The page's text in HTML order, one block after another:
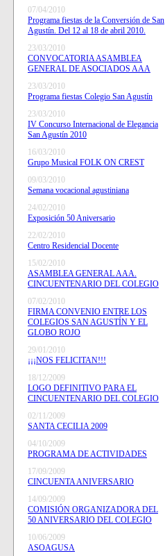
07/04/2010
Programa fiestas de la Conversión de San
Agustín. Del 12 al 18 de abril 2010.
23/03/2010
CONVOCATORIA ASAMBLEA
GENERAL DE ASOCIADOS AAA
23/03/2010
Programa fiestas Colegio San Agustín
23/03/2010
IV Concurso Internacional de Elegancia
San Agustín 2010
16/03/2010
Grupo Musical FOLK ON CREST
09/03/2010
Semana vocacional agustiniana
24/02/2010
Exposición 50 Aniversario
22/02/2010
Centro Residencial Docente
15/02/2010
ASAMBLEA GENERAL AAA.
CINCUENTENARIO DEL COLEGIO
07/02/2010
FIRMA CONVENIO ENTRE LOS
COLEGIOS SAN AGUSTÍN Y EL
GLOBO ROJO
29/01/2010
¡¡¡NOS FELICITAN!!!
18/12/2009
LOGO DEFINITIVO PARA EL
CINCUENTENARIO DEL COLEGIO
02/11/2009
SANTA CECILIA 2009
04/10/2009
PROGRAMA DE ACTIVIDADES
17/09/2009
CINCUENTA ANIVERSARIO
14/09/2009
COMISIÓN ORGANIZADORA DEL
50 ANIVERSARIO DEL COLEGIO
10/06/2009
ASOAGUSA